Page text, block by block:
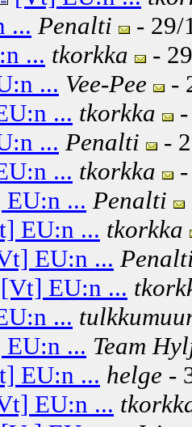
... Penalti
- 29/
... tkorkka
-
... Vee-Pee
-
... tkorkka
... Penalti
-
... tkorkka
... Penalti
EU:n ... tkorkka
EU:n ...
[Vt] EU:n ...
...
... Team
EU:n ... helge -
EU:n ...